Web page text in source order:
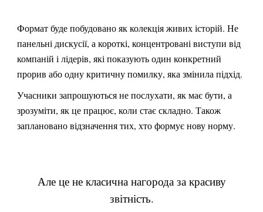
Формат буде побудовано як колекція живих історій. Не
панельні дискусії, а короткі, концентровані виступи від
компаній і лідерів, які показують один конкретний
прорив або одну критичну помилку, яка змінила підхід.
Учасники запрошуються не послухати, як має бути, а
зрозуміти, як це працює, коли стає складно. Також
заплановано відзначення тих, хто формує нову норму.
Але це не класична нагорода за красиву
звітність.